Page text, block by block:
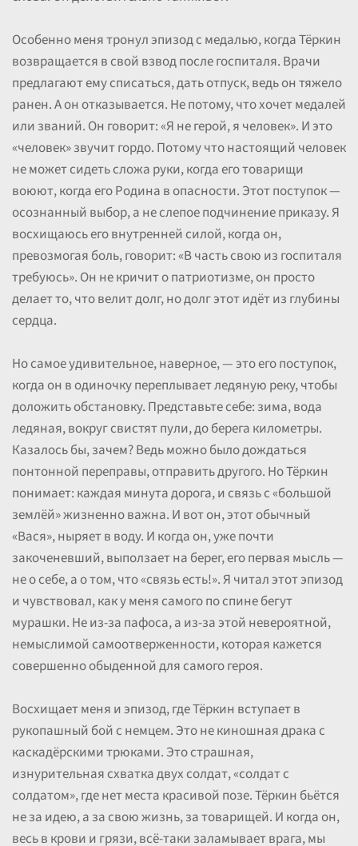
Особенно меня тронул эпизод с медалью, когда Тёркин
возвращается в свой взвод после госпиталя. Врачи
предлагают ему списаться, дать отпуск, ведь он тяжело
ранен. А он отказывается. Не потому, что хочет медалей
или званий. Он говорит: «Я не герой, я человек». И это
«человек» звучит гордо. Потому что настоящий человек
не может сидеть сложа руки, когда его товарищи
воюют, когда его Родина в опасности. Этот поступок —
осознанный выбор, а не слепое подчинение приказу. Я
восхищаюсь его внутренней силой, когда он,
превозмогая боль, говорит: «В часть свою из госпиталя
требуюсь». Он не кричит о патриотизме, он просто
делает то, что велит долг, но долг этот идёт из глубины
сердца.
Но самое удивительное, наверное, — это его поступок,
когда он в одиночку переплывает ледяную реку, чтобы
доложить обстановку. Представьте себе: зима, вода
ледяная, вокруг свистят пули, до берега километры.
Казалось бы, зачем? Ведь можно было дождаться
понтонной переправы, отправить другого. Но Тёркин
понимает: каждая минута дорога, и связь с «большой
землёй» жизненно важна. И вот он, этот обычный
«Вася», ныряет в воду. И когда он, уже почти
закоченевший, выползает на берег, его первая мысль —
не о себе, а о том, что «связь есть!». Я читал этот эпизод
и чувствовал, как у меня самого по спине бегут
мурашки. Не из-за пафоса, а из-за этой невероятной,
немыслимой самоотверженности, которая кажется
совершенно обыденной для самого героя.
Восхищает меня и эпизод, где Тёркин вступает в
рукопашный бой с немцем. Это не киношная драка с
каскадёрскими трюками. Это страшная,
изнурительная схватка двух солдат, «солдат с
солдатом», где нет места красивой позе. Тёркин бьётся
не за идею, а за свою жизнь, за товарищей. И когда он,
весь в крови и грязи, всё-таки заламывает врага, мы